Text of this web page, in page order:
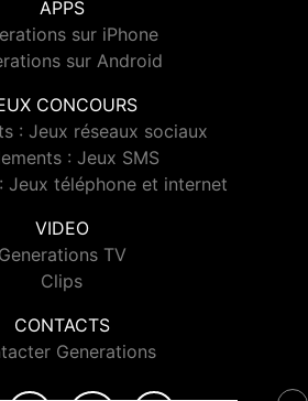
APPS
sur iPhone
sur Android
CONCOURS
: Jeux réseaux sociaux
: Jeux SMS
Jeux téléphone et internet
VIDEO
Generations TV
Clips
CONTACTS
Generations